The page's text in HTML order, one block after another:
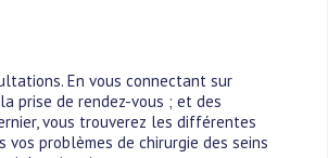
En vous connectant sur
prise de rendez-vous ; et des
vous trouverez les différentes
problèmes de chirurgie des seins